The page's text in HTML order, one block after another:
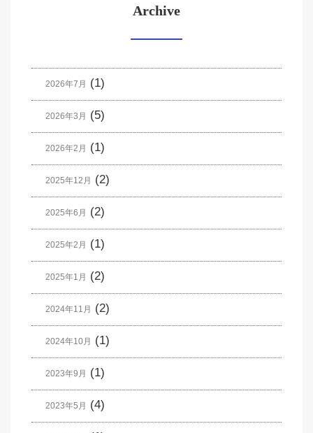
Archive
2026年7月 (1)
2026年3月 (5)
2026年2月 (1)
2025年12月 (2)
2025年6月 (2)
2025年2月 (1)
2025年1月 (2)
2024年11月 (2)
2024年10月 (1)
2023年9月 (1)
2023年5月 (4)